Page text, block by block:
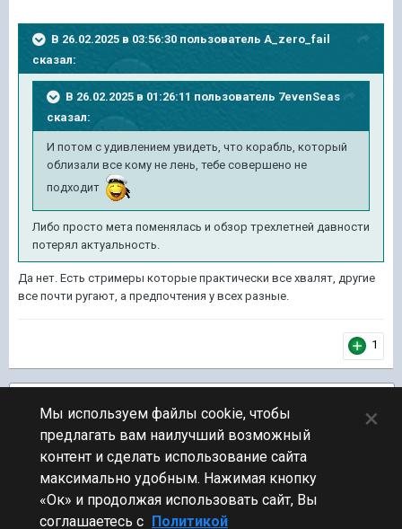
В 26.02.2025 в 03:56:30 пользователь A_zero_fail
сказал:
В 26.02.2025 в 01:26:11 пользователь 7evenSeas
сказал:
И потом с удивлением увидеть, что корабль, который
облизали все кому не лень, тебе совершено не
подходит
Либо просто мета поменялась и обзор трехлетней давности
потерял актуальность.
Да нет. Есть стримеры которые практически все хвалят, другие
все почти ругают, а предпочтения у всех разные.
1
ПЕРЕЙТИ К СПИСКУ ТЕМ
Обсуждение Мира Кораблей
Мы используем файлы cookie, чтобы
предлагать вам наилучший возможный
контент и сделать использование сайта
максимально удобным. Нажимая кнопку
«Ок» и продолжая использовать сайт, Вы
соглашаетесь с Политикой
×